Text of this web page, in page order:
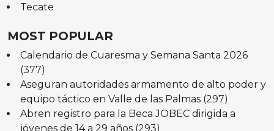
Tecate
MOST POPULAR
Calendario de Cuaresma y Semana Santa 2026
(377)
Aseguran autoridades armamento de alto poder y
equipo táctico en Valle de las Palmas (297)
Abren registro para la Beca JOBEC dirigida a
jóvenes de 14 a 29 años (293)